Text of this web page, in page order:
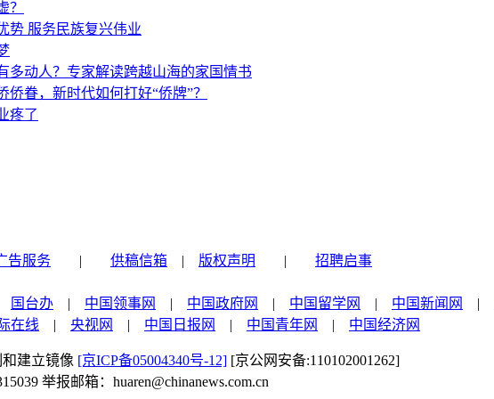
？
势 服务民族复兴伟业
多动人？专家解读跨越山海的家国情书
侨眷，新时代如何打好“侨牌”？
疼了
告服务 | 供稿信箱 | 版权声明 | 招聘启事
国台办 | 中国领事网 | 中国政府网 | 中国留学网 | 中国新闻网 |
在线 | 央视网 | 中国日报网 | 中国青年网 | 中国经济网
建立镜像 [京ICP备05004340号-12] [京公网安备:110102001262]
举报邮箱：huaren@chinanews.com.cn